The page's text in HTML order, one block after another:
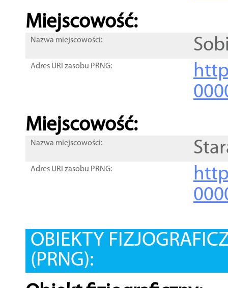
Miejscowość:
Nazwa miejscowości:
Adres URI zasobu PRNG:
Miejscowość:
Nazwa miejscowości:
Adres URI zasobu PRNG:
OBIEKTY
(PRNG):